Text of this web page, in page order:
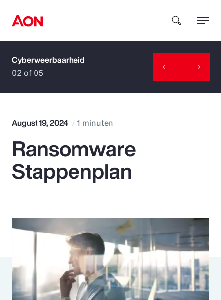
How can we help you?
Popular Searches
Insurance
Pay Transparency
Parametrics
Risk Management
Cyberweerbaarheid
02 of 05
August 19, 2024 1 minuten
Ransomware
Stappenplan